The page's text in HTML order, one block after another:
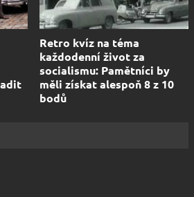
Retro kvíz na téma
každodenní život za
socialismu: Pamětníci by
měli získat alespoň 8 z 10
bodů